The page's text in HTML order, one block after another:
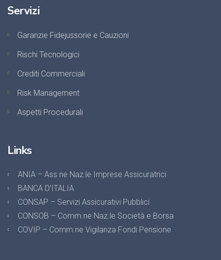
Servizi
Garanzie Fidejussorie e Cauzioni
Rischi Tecnologici
Crediti Commerciali
Risk Management
Aspetti Procedurali
Links
ANIA – Ass.ne Naz.le Imprese Assicuratrici
BANCA D’ITALIA
CONSAP – Servizi Assicurativi Pubblici
CONSOB – Comm.ne Naz.le Società e Borsa
COVIP – Comm.ne Vigilanza Fondi Pensione